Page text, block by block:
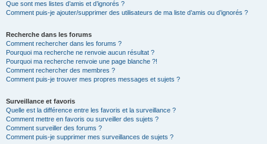
Que sont mes listes d’amis et d’ignorés ?
Comment puis-je ajouter/supprimer des utilisateurs de ma liste d’amis ou d’ignorés ?
Recherche dans les forums
Comment rechercher dans les forums ?
Pourquoi ma recherche ne renvoie aucun résultat ?
Pourquoi ma recherche renvoie une page blanche ?!
Comment rechercher des membres ?
Comment puis-je trouver mes propres messages et sujets ?
Surveillance et favoris
Quelle est la différence entre les favoris et la surveillance ?
Comment mettre en favoris ou surveiller des sujets ?
Comment surveiller des forums ?
Comment puis-je supprimer mes surveillances de sujets ?